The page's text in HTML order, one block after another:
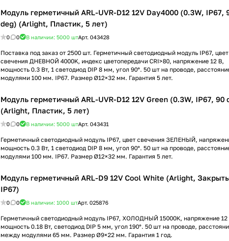
Модуль герметичный ARL-UVR-D12 12V Day4000 (0.3W, IP67,
deg) (Arlight, Пластик, 5 лет)
0 0 В наличии: 5000 штАрт. 043428
Поставка под заказ от 2500 шт. Герметичный светодиодный модуль IP67, цвет
свечения ДНЕВНОЙ 4000K, индекс цветопередачи CRI>80, напряжение 12 В,
мощность 0.3 Вт, 1 светодиод DIP 8 мм, угол 90°. 50 шт на проводе,
модулями 100 мм. IP67. Размер Ø12×32 мм. Гарантия 5 лет.
Модуль герметичный ARL-UVR-D12 12V Green (0.3W, IP67, 90
(Arlight, Пластик, 5 лет)
0 0 В наличии: 5000 штАрт. 043431
Герметичный светодиодный модуль IP67, цвет свечения ЗЕЛЕНЫЙ,
мощность 0.3 Вт, 1 светодиод DIP 8 мм, угол 90°. 50 шт на проводе,
модулями 100 мм. IP67. Размер Ø12×32 мм. Гарантия 5 лет.
Модуль герметичный ARL-D9 12V Cool White (Arlight,
IP67)
0 0 В наличии: 1000 штАрт. 025876
Герметичный светодиодный модуль IP67, ХОЛОДНЫЙ 15000К, напряжение 12
мощность 0.18 Вт, светодиод DIP 5 мм, угол 190°. 50 шт на проводе,
между модулями 65 мм. Размер Ø9×22 мм. Гарантия 1 год.